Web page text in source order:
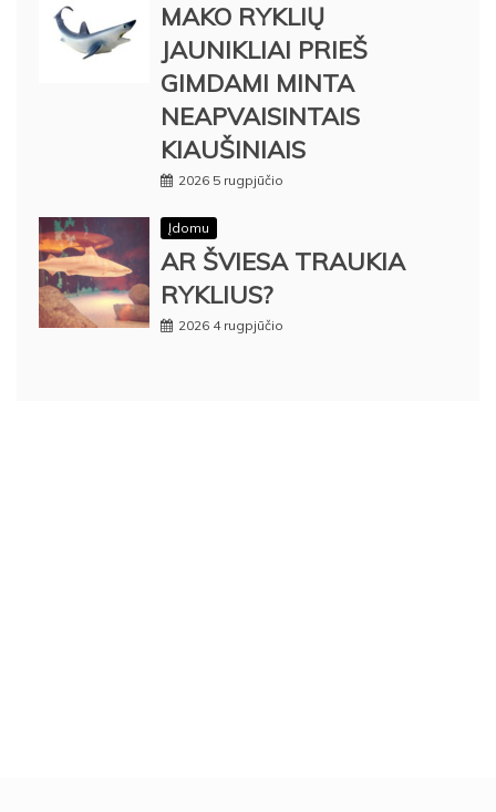
MAKO RYKLIŲ
JAUNIKLIAI PRIEŠ
GIMDAMI MINTA
NEAPVAISINTAIS
KIAUŠINIAIS
2026 5 rugpjūčio
Įdomu
AR ŠVIESA TRAUKIA
RYKLIUS?
2026 4 rugpjūčio